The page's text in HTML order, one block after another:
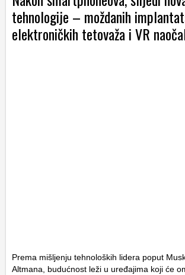
tehnologije – moždanih
elektroničkih tetovaža i VR
Prema mišljenju tehnoloških lidera poput
Altmana, budućnost leži u uređajima koji će